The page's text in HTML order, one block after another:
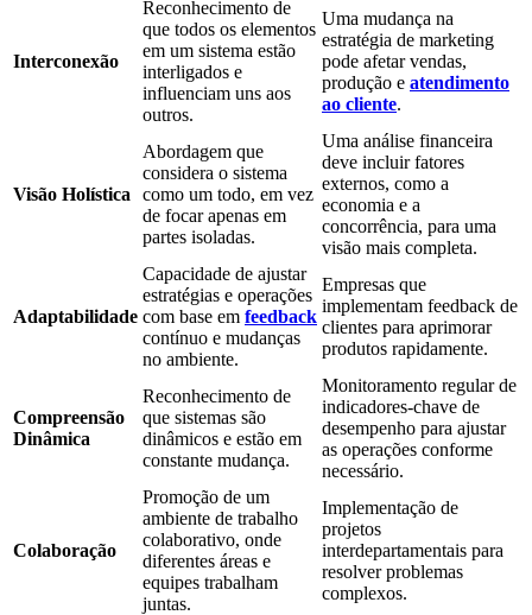
Interconexão
Reconhecimento de
que todos os elementos
em um sistema estão
interligados e
influenciam uns aos
outros.
Uma mudança na
estratégia de marketing
pode afetar vendas,
produção e atendimento
ao cliente.
Visão Holística
Abordagem que
considera o sistema
como um todo, em vez
de focar apenas em
partes isoladas.
Uma análise financeira
deve incluir fatores
externos, como a
economia e a
concorrência, para uma
visão mais completa.
Adaptabilidade
Capacidade de ajustar
estratégias e operações
com base em feedback
contínuo e mudanças
no ambiente.
Empresas que
implementam feedback de
clientes para aprimorar
produtos rapidamente.
Compreensão
Dinâmica
Reconhecimento de
que sistemas são
dinâmicos e estão em
constante mudança.
Monitoramento regular de
indicadores-chave de
desempenho para ajustar
as operações conforme
necessário.
Colaboração
Promoção de um
ambiente de trabalho
colaborativo, onde
diferentes áreas e
equipes trabalham
juntas.
Implementação de
projetos
interdepartamentais para
resolver problemas
complexos.